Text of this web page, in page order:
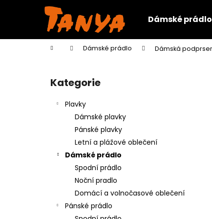
Dámské prádlo
Domů Dámské prádlo Dámská
Přeskočit
kategorie
Kategorie
Plavky
Dámské plavky
Pánské plavky
Letní a plážové oblečení
Dámské prádlo
Spodní prádlo
Noční pradlo
Domácí a volnočasové oblečení
Pánské prádlo
í
Zpět
do
Zpět
do